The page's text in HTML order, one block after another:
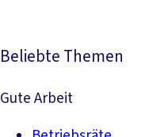
Beliebte Themen
Gute Arbeit